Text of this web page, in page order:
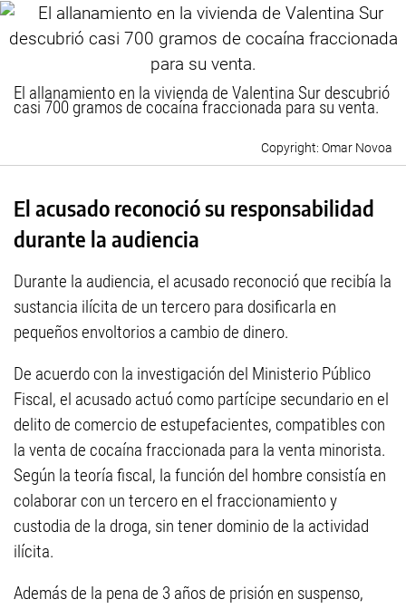
El allanamiento en la vivienda de Valentina Sur descubrió
casi 700 gramos de cocaína fraccionada para su venta.
Omar Novoa
El acusado reconoció su responsabilidad
durante la audiencia
Durante la audiencia, el acusado reconoció que recibía la
sustancia ilícita de un tercero para dosificarla en
pequeños envoltorios a cambio de dinero.
De acuerdo con la investigación del Ministerio Público
Fiscal, el acusado actuó como partícipe secundario en el
delito de comercio de estupefacientes, compatibles con
la venta de cocaína fraccionada para la venta minorista.
Según la teoría fiscal, la función del hombre consistía en
colaborar con un tercero en el fraccionamiento y
custodia de la droga, sin tener dominio de la actividad
ilícita.
Además de la pena de 3 años de prisión en suspenso,